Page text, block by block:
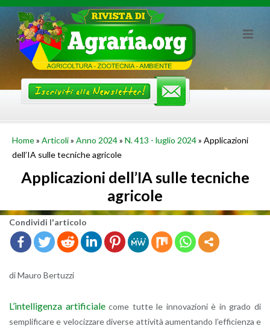
Skip
content
Home» Articoli» Anno 2024» N. 413 - luglio 2024» Applicazioni
dell’IA sulle tecniche agricole
Applicazioni dell’IA sulle tecniche
agricole
Con­di­vi­di l'ar­ti­co­lo
di Mauro Ber­tuz­zi
L’in­tel­li­gen­za ar­ti­fi­cia­lecome tutte le in­no­va­zio­ni è in grado di
sem­pli­fi­ca­re e ve­lo­ciz­za­re di­ver­se at­ti­vi­tà au­men­tan­do l’ef­fi­cien­za e